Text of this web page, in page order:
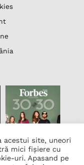
acestui site, uneori
mici fișiere cu
uri. Apasand pe